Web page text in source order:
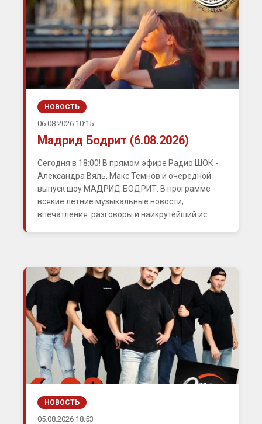
НОВОСТЬ
06.08.2026 10:15
Мадрид Бодрит (6.08.2026)
Сегодня в 18:00! В прямом эфире Радио ШОК -
Александра Вяль, Макс Темнов и очередной
выпуск шоу МАДРИД БОДРИТ. В программе -
всякие летние музыкальные новости,
впечатления. разговоры и наикрутейший ис...
НОВОСТЬ
05.08.2026 18:53